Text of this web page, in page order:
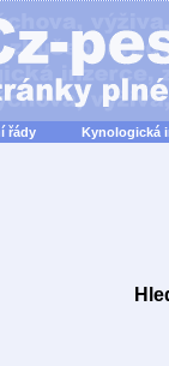
řády Kynologická